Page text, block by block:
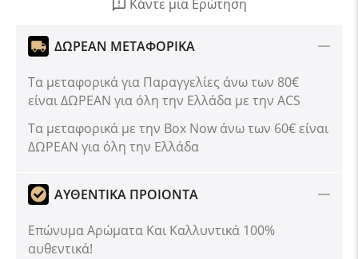
Κάντε μια Ερώτηση
ΔΩΡΕΑΝ ΜΕΤΑΦΟΡΙΚΑ
Τα μεταφορικά για Παραγγελίες άνω των 80€
είναι ΔΩΡΕΑΝ για όλη την Ελλάδα με την ACS
Tα μεταφορικά με την Box Now άνω των 60€ είναι
ΔΩΡΕΑΝ για όλη την Ελλάδα
ΑΥΘΕΝΤΙΚΑ ΠΡΟΙΟΝΤΑ
Επώνυμα Αρώματα Και Καλλυντικά 100%
αυθεντικά!